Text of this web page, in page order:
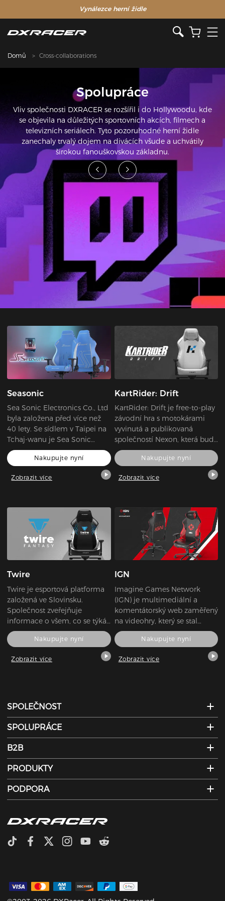
Vynálezce herní židle
Domů Cross-collaborations
Spolupráce
Vliv společnosti DXRACER se rozšířil i do Hollywoodu, kde
se objevila na důležitých sportovních akcích, filmech a
televizních seriálech. Tyto pozoruhodné herní židle
zanechaly trvalý dojem na divácích všude a uchvátily
širokou fanouškovskou základnu.
Seasonic
Sea Sonic Electronics Co., Ltd
byla založena před více než
40 lety. Se sídlem v Taipei na
Tchaj-wanu je Sea Sonic
skutečně globální společností.
SEA si udržuje zaměření na
výzkum, vývoj a výrobu vysoce
kvalitních produktů pro
SEA je hlavním cílem přinášet
nejnovější technologie za co
nejlepší cenu všem
zákazníkům, kteří vyžadují
špičkové funkce v kombinaci
celkovou spolehlivostí.
Nakupujte nyní
Zobrazit více
KartRider: Drift
KartRider: Drift je free-to-play
závodní hra s motokárami
vyvinutá a publikovaná
společností Nexon, která bude
vydána na PC a Xbox One.
Nakupujte nyní
Zobrazit více
Twire
Twire je esportová platforma
založená ve Slovinsku.
Společnost zveřejňuje
informace o všem, co se týká
PUBG. Ať už jde o esporty,
turnaje, týmy, hráče nebo
umožňuje hráčům soutěžit a
Nakupujte nyní
Zobrazit více
IGN
Imagine Games Network
(IGN) je multimediální a
komentátorský web zaměřený
na videohry, který se stal
největším herním médiem na
světě.
Nakupujte nyní
Zobrazit více
SPOLEČNOST
SPOLUPRÁCE
B2B
PRODUKTY
PODPORA